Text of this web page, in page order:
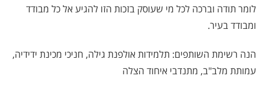
לומר תודה וברכה לכל מי שעוסק בזכות הזו להגיע אל כל מבודד
ומבודד בעיר.
הנה רשימת השותפים: תלמידות אולפנת גילה, חניכי מכינת ידידיה,
עמותת מלב"ב, מתנדבי איחוד הצלה